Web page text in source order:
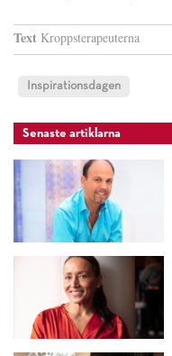
Text Kroppsterapeuterna
Inspirationsdagen
Senaste artiklarna